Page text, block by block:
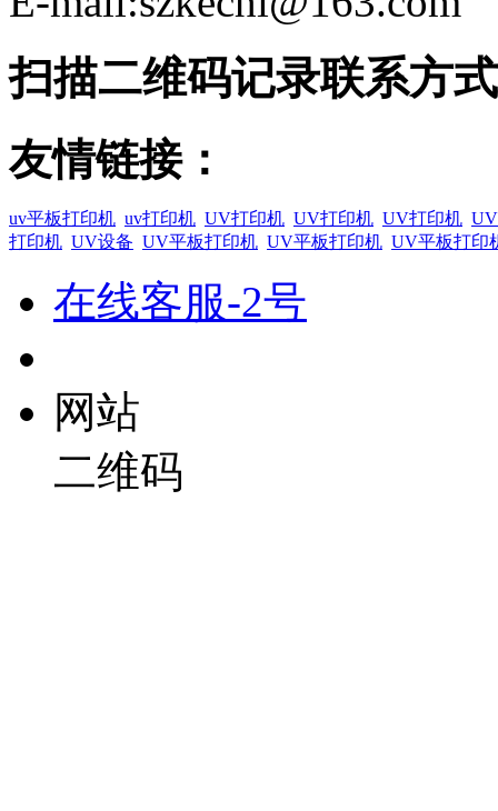
扫描二维码记录联系方式
友情链接：
uv平板打印机 uv打印机 UV打印机 UV打印机 UV打印机
打印机 UV设备 UV平板打印机 UV平板打印机 UV平板打印
在线客服-2号
网站
二维码